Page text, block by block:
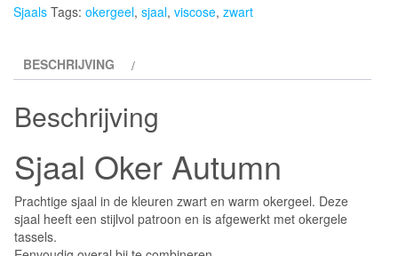
Sjaals Tags: okergeel, sjaal, viscose, zwart
BESCHRIJVING
Beschrijving
Sjaal Oker Autumn
Prachtige sjaal in de kleuren zwart en warm okergeel. Deze
sjaal heeft een stijlvol patroon en is afgewerkt met okergele
tassels.